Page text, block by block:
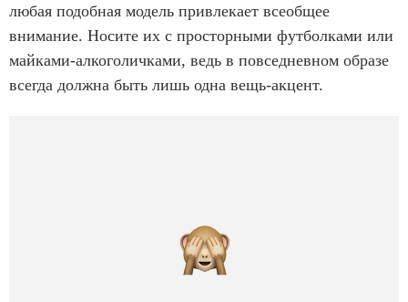
любая подобная модель привлекает всеобщее
внимание. Носите их с просторными футболками или
майками-алкоголичками, ведь в повседневном образе
всегда должна быть лишь одна вещь-акцент.